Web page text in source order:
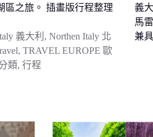
區之旅。 插畫版行程整理
義大利 , Northen Italy 北
, TRAVEL EUROPE 歐
類, 行程
義
馬
兼